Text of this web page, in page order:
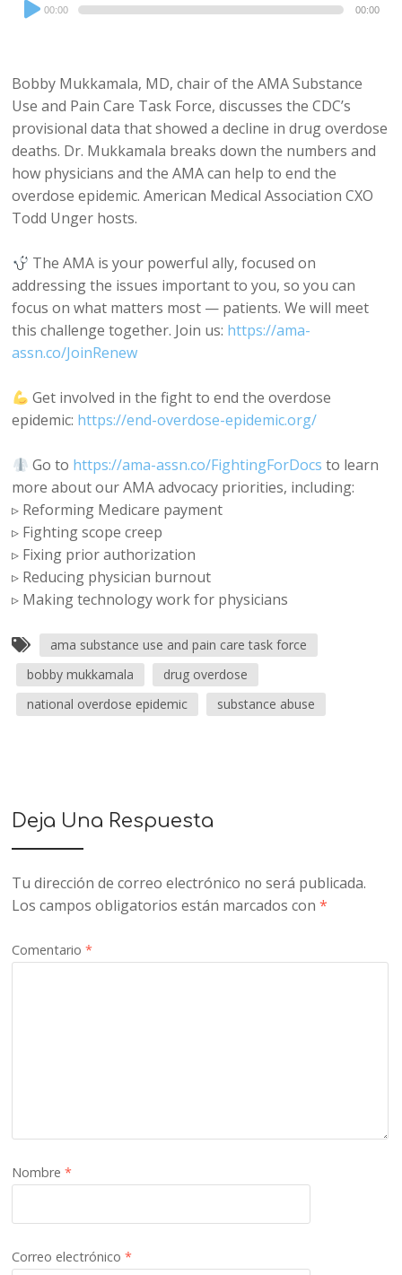
Player
00:00 00:00
Bobby Mukkamala, MD, chair of the AMA Substance
Use and Pain Care Task Force, discusses the CDC’s
provisional data that showed a decline in drug overdose
deaths. Dr. Mukkamala breaks down the numbers and
how physicians and the AMA can help to end the
overdose epidemic. American Medical Association CXO
Todd Unger hosts.
The AMA is your powerful ally, focused on
addressing the issues important to you, so you can
focus on what matters most — patients. We will meet
this challenge together. Join us: https://ama-
assn.co/JoinRenew
Get involved in the fight to end the overdose
epidemic: https://end-overdose-epidemic.org/
Go to https://ama-assn.co/FightingForDocs to learn
more about our AMA advocacy priorities, including:
▹ Reforming Medicare payment
▹ Fighting scope creep
▹ Fixing prior authorization
▹ Reducing physician burnout
▹ Making technology work for physicians
ama substance use and pain care task force
bobby mukkamala
drug overdose
national overdose epidemic
substance abuse
Deja Una Respuesta
Tu dirección de correo electrónico no será publicada.
Los campos obligatorios están marcados con*
Comentario*
Nombre*
Correo electrónico*